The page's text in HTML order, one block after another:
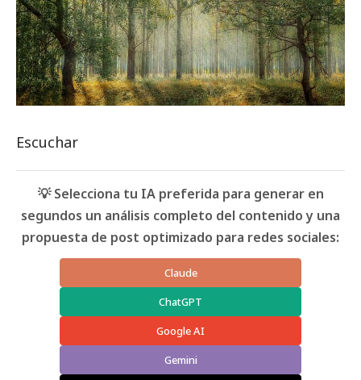
Escuchar
💡 Selecciona tu IA preferida para generar en
segundos un análisis completo del contenido y una
propuesta de post optimizado para redes sociales:
Claude
ChatGPT
Google AI
Gemini